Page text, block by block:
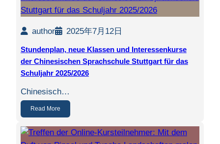
author 2025年7月12日
Stundenplan, neue Klassen und Interessenkurse
der Chinesischen Sprachschule Stuttgart für das
Schuljahr 2025/2026
Chinesisch…
Read More